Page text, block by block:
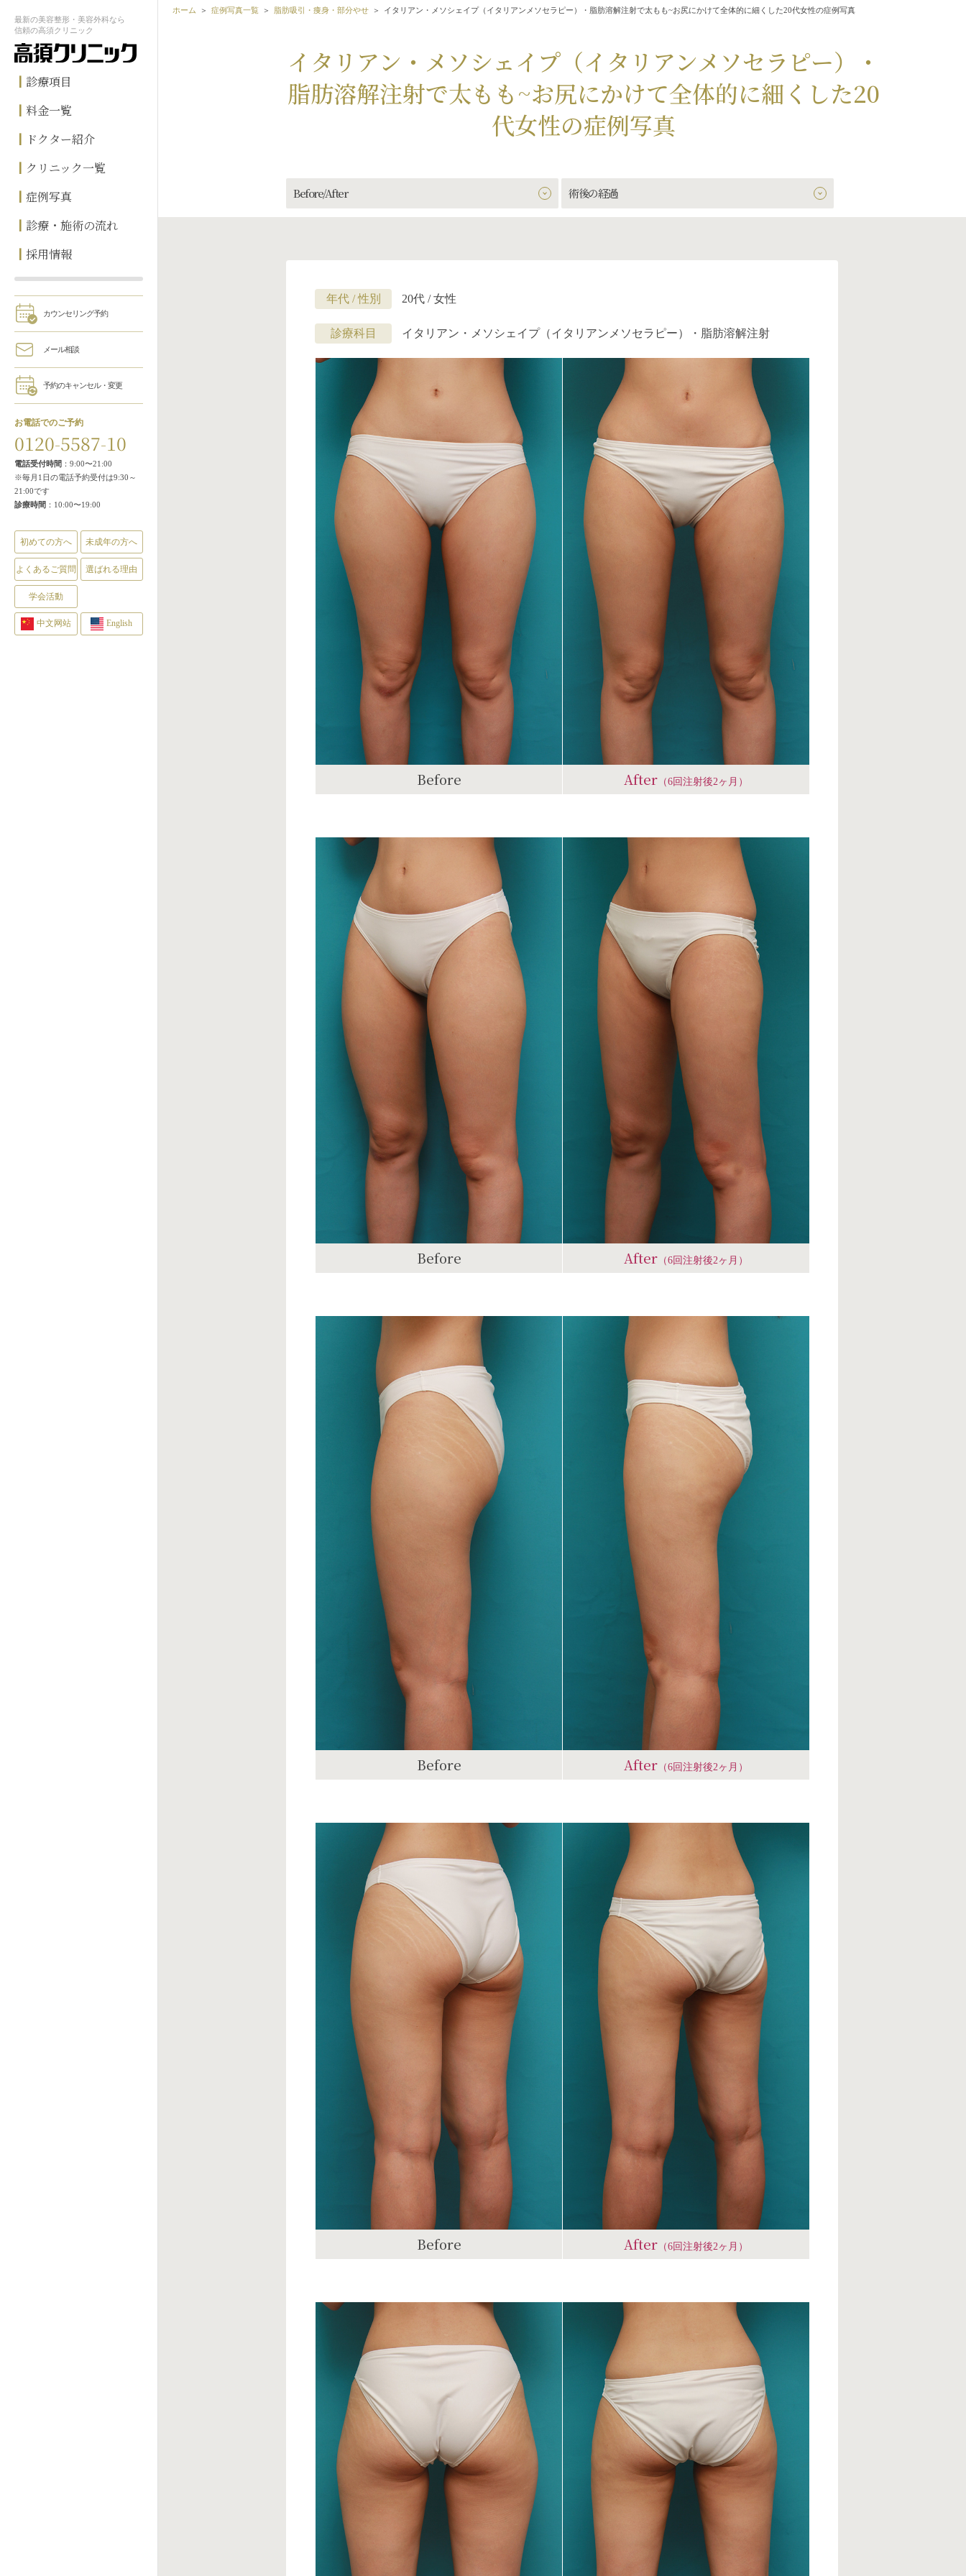
最新の美容整形・美容外科なら
信頼の高須クリニック
診療項目
料金一覧
ドクター紹介
クリニック一覧
症例写真
診療・施術の流れ
採用情報
カウンセリング予約
メール相談
予約のキャンセル・変更
お電話でのご予約
0120-5587-10
電話受付時間 ：9:00〜21:00
※毎月1日の電話予約受付は9:30～
21:00です
診療時間 ：10:00〜19:00
初めての方へ 未成年の方へ
よくあるご質問 選ばれる理由
学会活動
中文网站 English
ホーム 症例写真一覧 脂肪吸引・痩身・部分やせ イタリアン・メソシェイプ（イタリアンメソセラピー）・脂肪溶解注射で太もも~お尻にかけて全体的に細くした20代女性の症例写真
イタリアン・メソシェイプ（イタリアンメソセラピー）・
脂肪溶解注射で太もも~お尻にかけて全体的に細くした20
代女性の症例写真
Before/After 術後の経過
年代 / 性別 20代 / 女性
診療科目 イタリアン・メソシェイプ（イタリアンメソセラピー）・脂肪溶解注射
Before After （6回注射後2ヶ月）
Before After （6回注射後2ヶ月）
Before After （6回注射後2ヶ月）
Before After （6回注射後2ヶ月）